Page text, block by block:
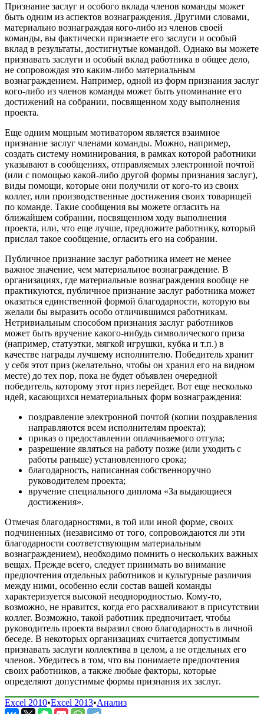
Признание заслуг и особого вклада членов команды может
быть одним из аспектов вознаграждения. Другими словами,
материально вознаграждая кого-либо из членов своей
команды, вы фактически признаете его заслуги и особый
вклад в результаты, достигнутые командой. Однако вы можете
признавать заслуги и особый вклад работника в общее дело,
не сопровождая это каким-либо материальным
вознаграждением. Например, одной из форм признания заслуг
кого-либо из членов команды может быть упоминание его
достижений на собрании, посвященном ходу выполнения
проекта.
Еще одним мощным мотиватором является взаимное
признание заслуг членами команды. Можно, например,
создать систему номинирования, в рамках которой работники
указывают в сообщениях, отправляемых электронной почтой
(или с помощью какой-либо другой формы признания заслуг),
виды помощи, которые они получили от кого-то из своих
коллег, или производственные достижения своих товарищей
по команде. Такие сообщения вы можете огласить на
ближайшем собрании, посвященном ходу выполнения
проекта, или, что еще лучше, предложите работнику, который
прислал такое сообщение, огласить его на собрании.
Публичное признание заслуг работника имеет не менее
важное значение, чем материальное вознаграждение. В
организациях, где материальные вознаграждения вообще не
практикуются, публичное признание заслуг работника может
оказаться единственной формой благодарности, которую вы
желали бы выразить особо отличившимся работникам.
Нетривиальным способом признания заслуг работников
может быть вручение какого-нибудь символического приза
(например, статуэтки, мягкой игрушки, кубка и т.п.) в
качестве награды лучшему исполнителю. Победитель хранит
у себя этот приз (желательно, чтобы он хранил его на видном
месте) до тех пор, пока не будет объявлен очередной
победитель, которому этот приз перейдет. Вот еще несколько
идей, касающихся нематериальных форм вознаграждения:
поздравление электронной почтой (копии поздравления
направляются всем исполнителям проекта);
приказ о предоставлении оплачиваемого отгула;
разрешение являться на работу позже (или уходить с
работы раньше) установленного срока;
благодарность, написанная собственноручно
руководителем проекта;
вручение специального диплома «За выдающиеся
достижения».
Отмечая благодарностями, в той или иной форме, своих
подчиненных (независимо от того, сопровождаются ли эти
благодарности соответствующим материальным
вознаграждением), необходимо помнить о нескольких важных
вещах. Прежде всего, следует принимать во внимание
предпочтения отдельных работников и культурные различия
между ними, особенно если состав вашей команды
характеризуется высокой неоднородностью. Кому-то,
возможно, не нравится, когда его расхваливают в присутствии
коллег. Возможно, такой работник предпочитает, чтобы
руководитель проекта выразил свою благодарность в личной
беседе. В некоторых организациях считается допустимым
признавать заслуги коллектива в целом, а не отдельных его
членов. Убедитесь в том, что вы понимаете предпочтения
своих работников, а также любые факторы, которые
определяют допустимые формы признания их заслуг.
Excel 2010•Excel 2013•Анализ